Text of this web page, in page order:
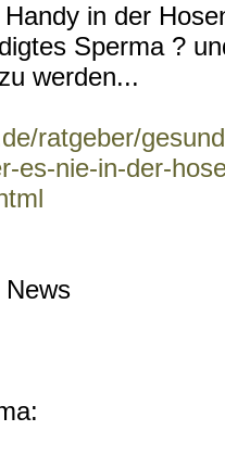
in der
Sperma ?
werden...
ratgeber/
es-nie-in-der-
News